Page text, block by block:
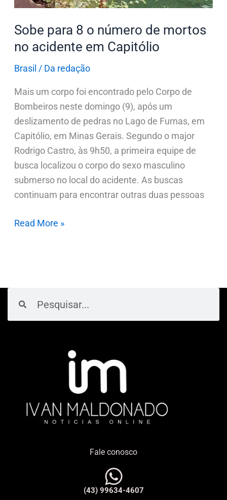
Sobe para 8 o número de mortos
no acidente em Capitólio
Brasil / Da redação
Mais um corpo foi encontrado pelo Corpo de
Bombeiros neste domingo (9), após um
deslizamento de pedras no Lago de Furnas, em
Capitólio, em Minas Gerais. Segundo o major
Rodrigo Castro, às 9h50, a primeira equipe de
busca localizou o corpo do sexo masculino
submerso no local do acidente. As buscas
continuam para encontrar outras duas pessoas
acidente
em
Capitólio
Read More »
Fale conosco
(43) 99634-4607